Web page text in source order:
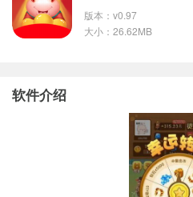
版本：v0.97
大小：26.62MB
软件介绍